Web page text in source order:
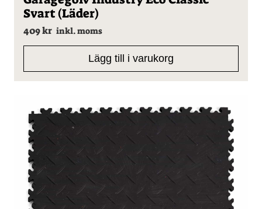
Svart (Läder)
409kr inkl. moms
Lägg till i varukorg